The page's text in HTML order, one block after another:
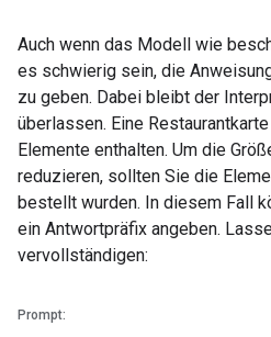
Auch wenn das Modell wie
es schwierig sein, die
zu geben. Dabei bleibt der
überlassen. Eine
Elemente enthalten. Um die
reduzieren, sollten Sie die
bestellt wurden. In diesem Fall
ein Antwortpräfix angeben.
vervollständigen:
Prompt: